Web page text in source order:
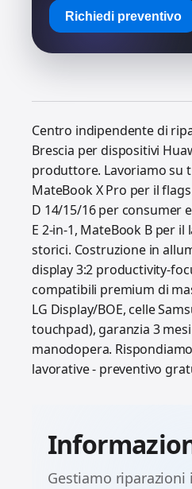
Richiedi preventivo
Centro indipendente di
Brescia per dispositivi
produttore. Lavoriamo su
MateBook X Pro per il
D 14/15/16 per consumer
E 2-in-1, MateBook B per
storici. Costruzione in
display 3:2 productivity-
compatibili premium di
LG Display/BOE, celle
touchpad), garanzia 3
manodopera.
lavorative - preventivo
Gestiamo